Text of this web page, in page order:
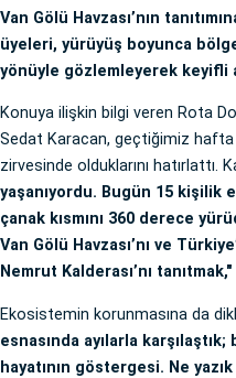
Van Gölü Havzası’nın
üyeleri, yürüyüş boyunca
yönüyle gözlemleyerek keyifli
Konuya ilişkin bilgi veren Rota
Sedat Karacan, geçtiğimiz hafta
zirvesinde olduklarını hatırlattı.
yaşanıyordu. Bugün 15 kişilik
çanak kısmını 360 derece
Van Gölü Havzası’nı ve
Nemrut Kalderası’nı tanıtmak,"
Ekosistemin korunmasına da
esnasında ayılarla
hayatının göstergesi. Ne